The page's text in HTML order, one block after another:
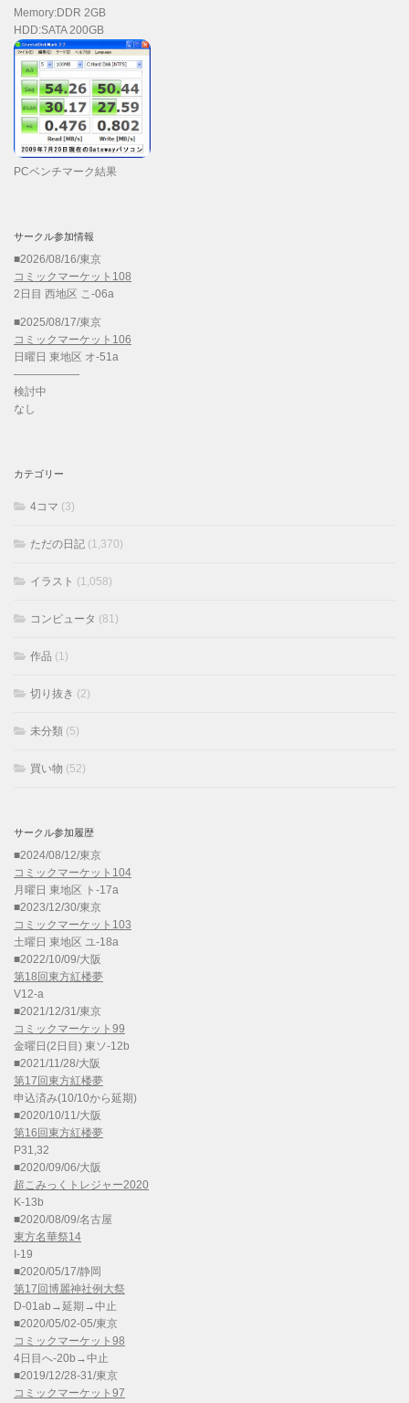
Memory:DDR 2GB
HDD:SATA 200GB
PCベンチマーク結果
サークル参加情報
■2026/08/16/東京
コミックマーケット108
2日目 西地区 こ-06a
■2025/08/17/東京
コミックマーケット106
日曜日 東地区 オ-51a
——————
検討中
なし
カテゴリー
4コマ (3)
ただの日記 (1,370)
イラスト (1,058)
コンピュータ (81)
作品 (1)
切り抜き (2)
未分類 (5)
買い物 (52)
サークル参加履歴
■2024/08/12/東京
コミックマーケット104
月曜日 東地区 ト-17a
■2023/12/30/東京
コミックマーケット103
土曜日 東地区 ユ-18a
■2022/10/09/大阪
第18回東方紅楼夢
V12-a
■2021/12/31/東京
コミックマーケット99
金曜日(2日目) 東ソ-12b
■2021/11/28/大阪
第17回東方紅楼夢
申込済み(10/10から延期)
■2020/10/11/大阪
第16回東方紅楼夢
P31,32
■2020/09/06/大阪
超こみっくトレジャー2020
K-13b
■2020/08/09/名古屋
東方名華祭14
I-19
■2020/05/17/静岡
第17回博麗神社例大祭
D-01ab→延期→中止
■2020/05/02-05/東京
コミックマーケット98
4日目へ-20b→中止
■2019/12/28-31/東京
コミックマーケット97